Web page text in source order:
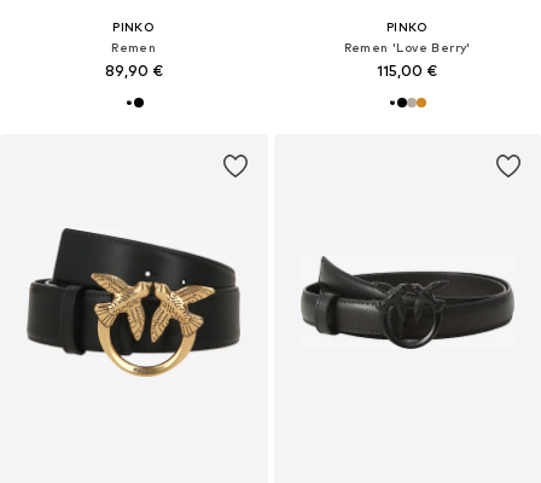
PINKO
Remen
89,90 €
PINKO
Remen 'Love Berry'
115,00 €